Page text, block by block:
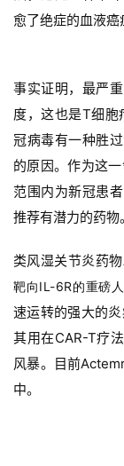
愈了绝症的血液癌
事实证明，最严
度，这也是T细胞
冠病毒有一种胜
的原因。作为这
范围内为新冠患
推荐有潜力的药物。
类风湿关节炎药物
靶向IL-6R的重磅人
速运转的强大的
其用在CAR-T疗
风暴。
目前
中。